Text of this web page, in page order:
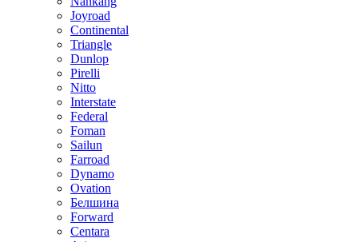
Joyroad
Continental
Triangle
Dunlop
Pirelli
Nitto
Interstate
Federal
Foman
Sailun
Farroad
Dynamo
Ovation
Белшина
Forward
Centara